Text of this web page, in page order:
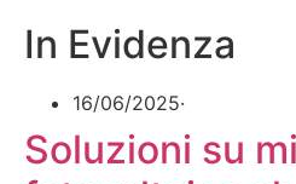
In Evidenza
16/06/2025·
Soluzioni su